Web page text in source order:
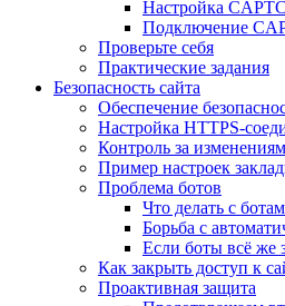
Настройка
Подключение
Проверьте себя
Практические задания
Безопасность сайта
Обеспечение
Настройка HTTPS-
Контроль за
Пример настроек
Проблема ботов
Что делать с
Борьба с
Если боты всё же
Как закрыть доступ к
Проактивная защита